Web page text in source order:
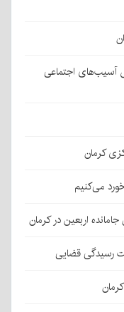
آسیب‌های اجتماعی
کرمان
می‌کنیم
رسیدگی قضایی